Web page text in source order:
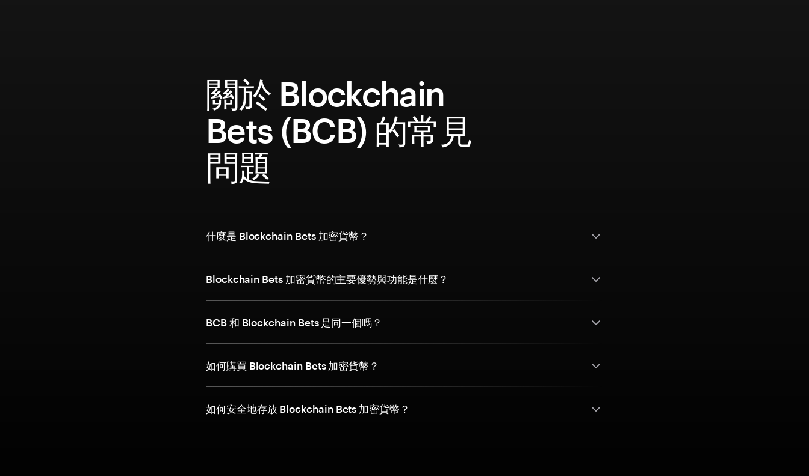
關於 Blockchain
Bets (BCB) 的常見
問題
什麼是 Blockchain Bets 加密貨幣？
Blockchain Bets 加密貨幣的主要優勢與功能是什麼？
BCB 和 Blockchain Bets 是同一個嗎？
如何購買 Blockchain Bets 加密貨幣？
如何安全地存放 Blockchain Bets 加密貨幣？